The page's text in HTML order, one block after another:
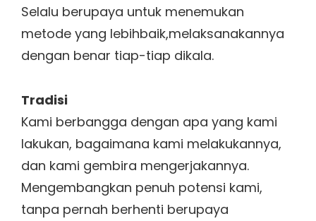
Selalu berupaya untuk menemukan
metode yang lebihbaik,melaksanakannya
dengan benar tiap-tiap dikala.
Tradisi
Kami berbangga dengan apa yang kami
lakukan, bagaimana kami melakukannya,
dan kami gembira mengerjakannya.
Mengembangkan penuh potensi kami,
tanpa pernah berhenti berupaya